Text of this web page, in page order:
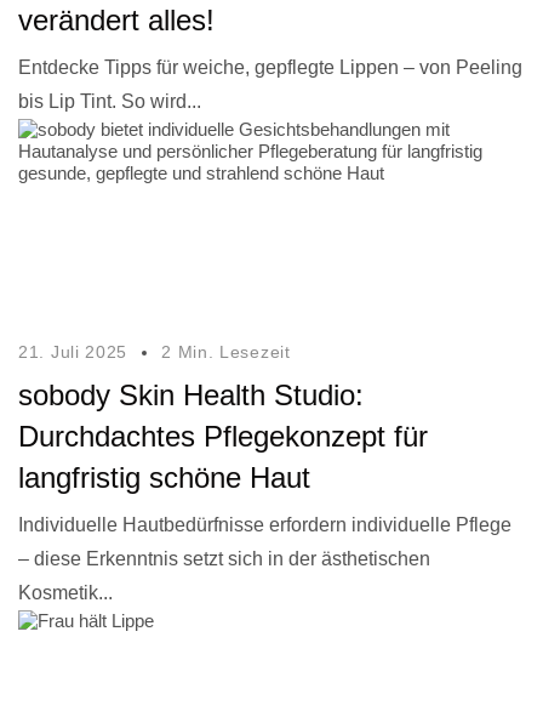
verändert alles!
Entdecke Tipps für weiche, gepflegte Lippen – von Peeling
bis Lip Tint. So wird...
21. Juli 2025 2 Min. Lesezeit
sobody Skin Health Studio:
Durchdachtes Pflegekonzept für
langfristig schöne Haut
Individuelle Hautbedürfnisse erfordern individuelle Pflege
– diese Erkenntnis setzt sich in der ästhetischen
Kosmetik...